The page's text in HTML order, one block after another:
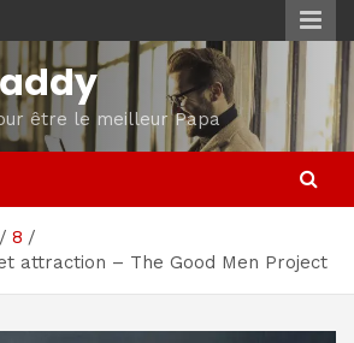
être le meilleur Papa
8
attraction – The Good Men Project